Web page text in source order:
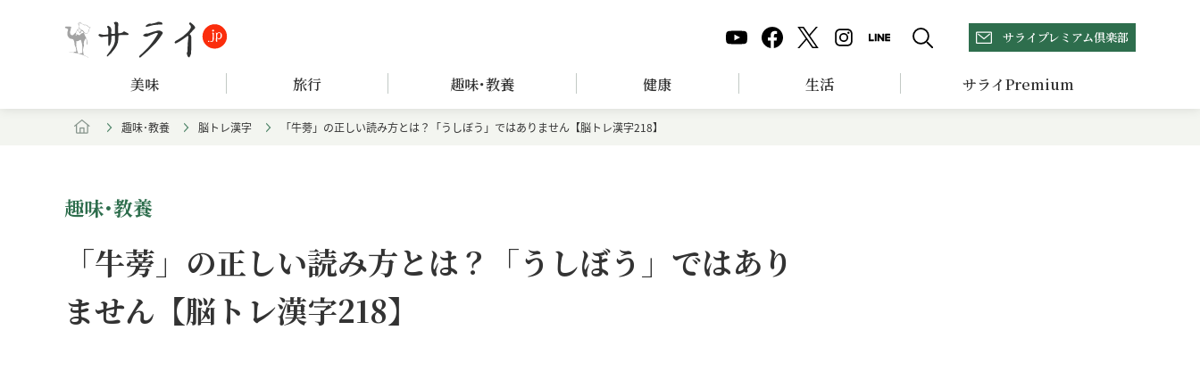
サライプレミアム倶楽部
美味 旅行 趣味･教養 健康 生活 サライPremium
趣味･教養 脳トレ漢字 「牛蒡」の正しい読み方とは？「うしぼう」ではありません【脳トレ漢字218】
趣味･教養
「牛蒡」の正しい読み方とは？「うしぼう」ではあり
ません【脳トレ漢字218】